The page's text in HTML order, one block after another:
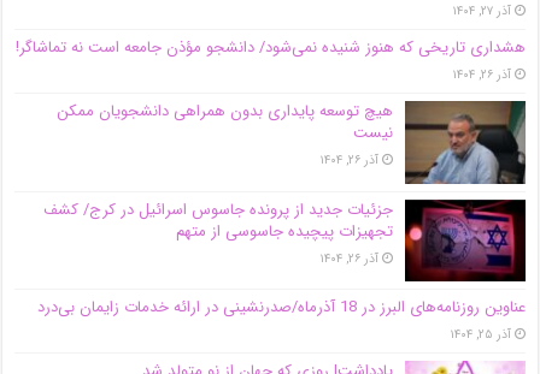
آذر ۲۷, ۱۴۰۴
هشداری تاریخی که هنوز شنیده نمی‌شود/ دانشجو مؤذن جامعه است نه تماشاگر!
آذر ۲۶, ۱۴۰۴
هیچ توسعه پایداری بدون همراهی دانشجویان ممکن
نیست
آذر ۲۶, ۱۴۰۴
جزئیات جدید از پرونده جاسوس اسرائیل در کرج/‌ کشف
تجهیزات پیچیده جاسوسی از متهم
آذر ۲۶, ۱۴۰۴
عناوین روزنامه‌های البرز در ‌18 آذرماه/صدرنشینی در ارائه خدمات زایمان بی‌درد
آذر ۲۵, ۱۴۰۴